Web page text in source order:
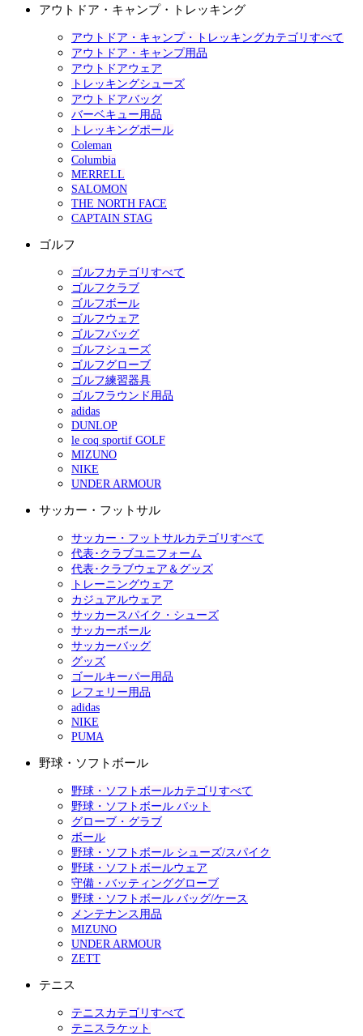
アウトドア・キャンプ・トレッキング
アウトドア・キャンプ・トレッキングカテゴリすべて
アウトドア・キャンプ用品
アウトドアウェア
トレッキングシューズ
アウトドアバッグ
バーベキュー用品
トレッキングポール
Coleman
Columbia
MERRELL
SALOMON
THE NORTH FACE
CAPTAIN STAG
ゴルフ
ゴルフカテゴリすべて
ゴルフクラブ
ゴルフボール
ゴルフウェア
ゴルフバッグ
ゴルフシューズ
ゴルフグローブ
ゴルフ練習器具
ゴルフラウンド用品
adidas
DUNLOP
le coq sportif GOLF
MIZUNO
NIKE
UNDER ARMOUR
サッカー・フットサル
サッカー・フットサルカテゴリすべて
代表･クラブユニフォーム
代表･クラブウェア＆グッズ
トレーニングウェア
カジュアルウェア
サッカースパイク・シューズ
サッカーボール
サッカーバッグ
グッズ
ゴールキーパー用品
レフェリー用品
adidas
NIKE
PUMA
野球・ソフトボール
野球・ソフトボールカテゴリすべて
野球・ソフトボール バット
グローブ・グラブ
ボール
野球・ソフトボール シューズ/スパイク
野球・ソフトボールウェア
守備・バッティンググローブ
野球・ソフトボール バッグ/ケース
メンテナンス用品
MIZUNO
UNDER ARMOUR
ZETT
テニス
テニスカテゴリすべて
テニスラケット